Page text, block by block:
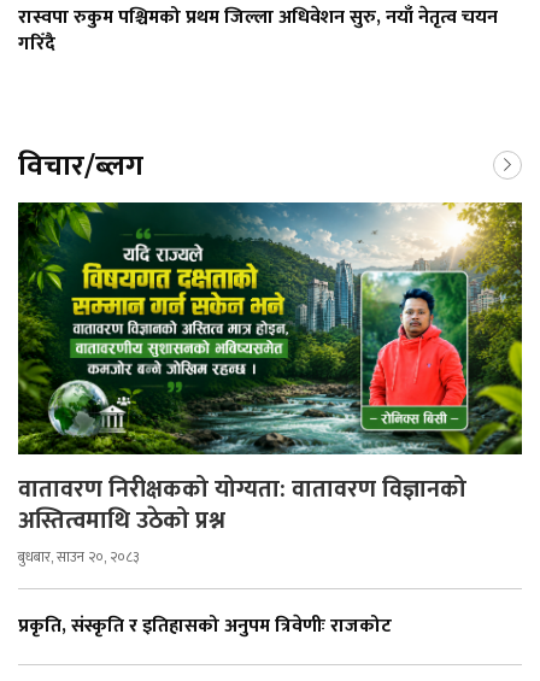
रास्वपा रुकुम पश्चिमको प्रथम जिल्ला अधिवेशन सुरु, नयाँ नेतृत्व चयन
गरिँदै
विचार/ब्लग
वातावरण निरीक्षकको योग्यता: वातावरण विज्ञानको
अस्तित्वमाथि उठेको प्रश्न
बुधबार, साउन २०, २०८३
प्रकृति, संस्कृति र इतिहासको अनुपम त्रिवेणीः राजकोट